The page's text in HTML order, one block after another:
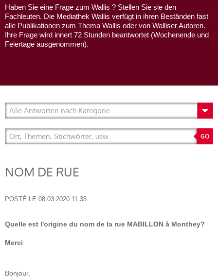
Haben Sie eine Frage zum Wallis ? Stellen Sie sie den
Fachleuten. Die Mediathek Wallis verfügt in ihren Beständen fast
alle Publikationen zum Thema Wallis oder von Walliser Autoren.
Ihre Frage wird innert 72 Stunden beantwortet (Wochenende und
Feiertage ausgenommen).
NOM DE RUE
POSTÉ LE 08.03.2020 11:35
Quelle est l'origine du nom de la rue MABILLON à Monthey?
Merci
Bonjour,